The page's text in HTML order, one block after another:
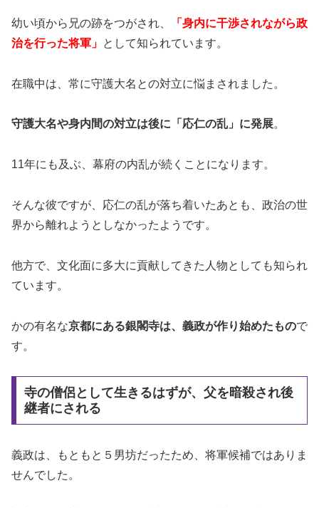
幼い頃から兄の跡をつがされ、
「身内に干渉されながら政
治を行った将軍」 として知られています。
在職中は、常に守護大名との対立に悩まされました。
守護大名や身内間の対立は後に「応仁の乱」に発展。
11年にも及ぶ、幕府の内乱が続くことになります。
そんな彼ですが、応仁の乱が落ち着いたあとも、政治の世
界から離れようとしなかったようです。
他方で、文化面に多大に貢献してきた人物としても知られ
ています。
かの有名な京都にある銀閣寺は、義政が作り始めたもので
す。
寺の僧侶として生きるはずが、父を暗殺され後
継者にされる
義政は、もともと５男坊だったため、将軍候補ではありま
せんでした。